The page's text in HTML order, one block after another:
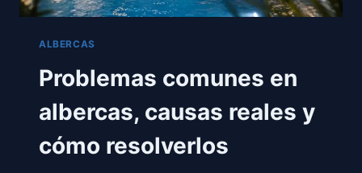
ALBERCAS
Problemas comunes en
albercas, causas reales y
cómo resolverlos